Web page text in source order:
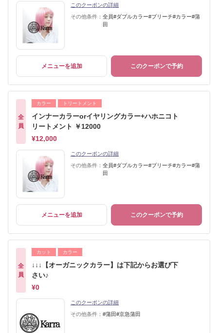
このクーポンの詳細
その他条件： 全員#ダブルカラー#ブリーチ#カラー#蒲
田
メニューを追加 このクーポンで予約
全
員
カラー トリートメント
インナーカラーorイヤリングカラー+ハホニコト
リートメント ￥12000
¥12,000
このクーポンの詳細
その他条件： 全員#ダブルカラー#ブリーチ#カラー#蒲
田
メニューを追加 このクーポンで予約
全
員
カット カラー
↓↓↓【オーガニックカラー】は下記からお選び下
さい♪
¥0
このクーポンの詳細
その他条件： #蒲田#京急蒲田